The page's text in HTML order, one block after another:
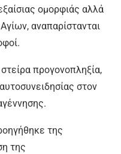
ομορφιάς αλλά
αναπαρίστανται
προγονοπληξία,
στον
της
της